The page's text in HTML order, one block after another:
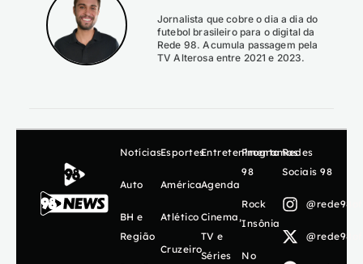
Jornalista que cobre o dia a dia do
futebol brasileiro para o digital da
Rede 98. Acumula passagem pela
TV Alterosa entre 2021 e 2023.
Notícias
Auto
BH e
Região
Esportes
América
Atlético
Cruzeiro
Entretenimento
Agenda
Cinema,
TV e
Séries
Programas
98
Rock
Insônia
No
Redes
Sociais 98